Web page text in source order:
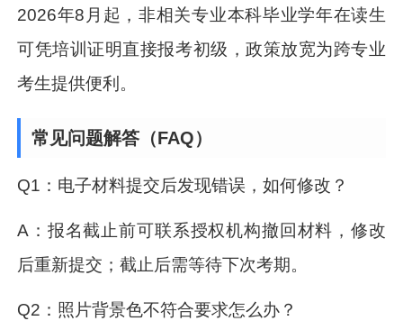
2026年8月起，非相关专业本科毕业学年在读生
可凭培训证明直接报考初级，政策放宽为跨专业
考生提供便利。
常见问题解答（FAQ）
Q1：电子材料提交后发现错误，如何修改？
A：报名截止前可联系授权机构撤回材料，修改
后重新提交；截止后需等待下次考期。
Q2：照片背景色不符合要求怎么办？